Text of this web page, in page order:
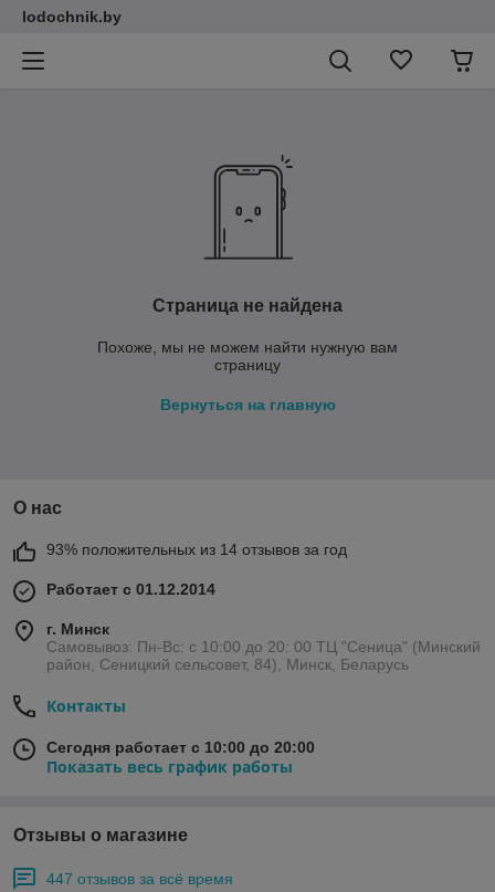
lodochnik.by
Страница не найдена
Похоже, мы не можем найти нужную вам
страницу
Вернуться на главную
О нас
93% положительных из 14 отзывов за год
Работает с 01.12.2014
г. Минск
Самовывоз: Пн-Вс: с 10:00 до 20: 00 ТЦ "Сеница" (Минский
район, Сеницкий сельсовет, 84), Минск, Беларусь
Контакты
Сегодня работает с 10:00 до 20:00
Показать весь график работы
Отзывы о магазине
447 отзывов за всё время